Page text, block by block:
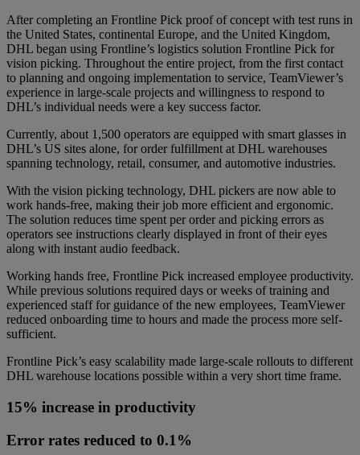
After completing an Frontline Pick proof of concept with test runs in
the United States, continental Europe, and the United Kingdom,
DHL began using Frontline’s logistics solution Frontline Pick for
vision picking. Throughout the entire project, from the first contact
to planning and ongoing implementation to service, TeamViewer’s
experience in large-scale projects and willingness to respond to
DHL’s individual needs were a key success factor.
Currently, about 1,500 operators are equipped with smart glasses in
DHL’s US sites alone, for order fulfillment at DHL warehouses
spanning technology, retail, consumer, and automotive industries.
With the vision picking technology, DHL pickers are now able to
work hands-free, making their job more efficient and ergonomic.
The solution reduces time spent per order and picking errors as
operators see instructions clearly displayed in front of their eyes
along with instant audio feedback.
Working hands free, Frontline Pick increased employee productivity.
While previous solutions required days or weeks of training and
experienced staff for guidance of the new employees, TeamViewer
reduced onboarding time to hours and made the process more self-
sufficient.
Frontline Pick’s easy scalability made large-scale rollouts to different
DHL warehouse locations possible within a very short time frame.
15% increase in productivity
Error rates reduced to 0.1%